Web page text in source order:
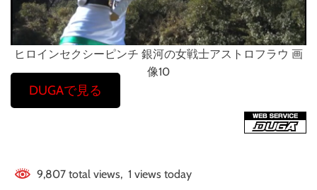
ヒロインセクシーピンチ 銀河の女戦士アストロフラウ 画
像10
DUGAで見る
9,807 total views, 1 views today